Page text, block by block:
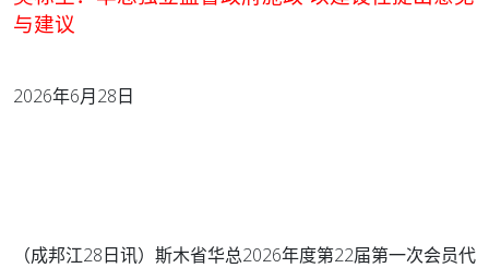
与建议
2026年6月28日
（成邦江28日讯）斯木省华总2026年度第22届第一次会员代